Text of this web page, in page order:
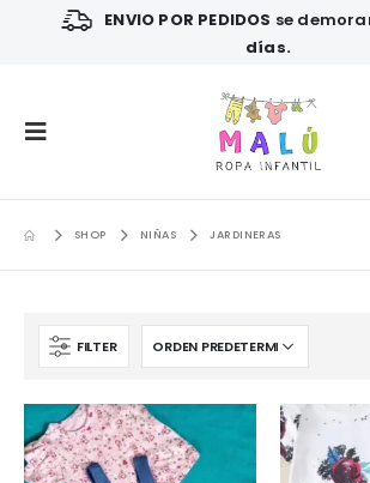
ENVIO POR PEDIDOS se
días.
SHOP NIÑAS JARDINERAS
FILTER